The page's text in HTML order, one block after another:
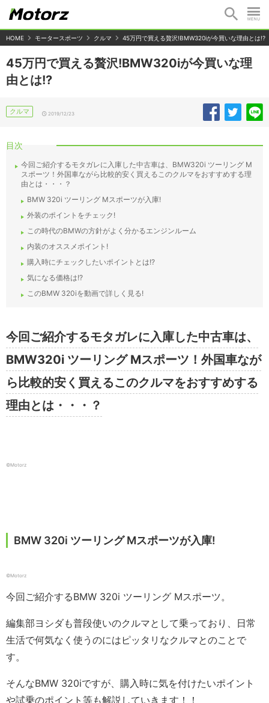
HOME モータースポーツ クルマ 45万円で買える贅沢!BMW320iが今買いな理由とは!?
45万円で買える贅沢!BMW320iが今買いな理
由とは!?
クルマ 2019/12/23
目次
今回ご紹介するモタガレに入庫した中古車は、BMW320i ツーリング M
スポーツ！外国車ながら比較的安く買えるこのクルマをおすすめする理
由とは・・・？
BMW 320i ツーリング Mスポーツが入庫!
外装のポイントをチェック!
この時代のBMWの方針がよく分かるエンジンルーム
内装のオススメポイント!
購入時にチェックしたいポイントとは!?
気になる価格は!?
このBMW 320iを動画で詳しく見る!
今回ご紹介するモタガレに入庫した中古車は、
BMW320i ツーリング Mスポーツ！外国車なが
ら比較的安く買えるこのクルマをおすすめする
理由とは・・・？
©Motorz
BMW 320i ツーリング Mスポーツが入庫!
©Motorz
今回ご紹介するBMW 320i ツーリング Mスポーツ。
編集部ヨシダも普段使いのクルマとして乗っており、日常
生活で何気なく使うのにはピッタリなクルマとのことで
す。
そんなBMW 320iですが、購入時に気を付けたいポイント
や試乗のポイント等も解説していきます！！